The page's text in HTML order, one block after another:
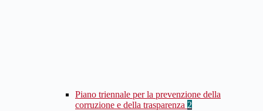
Piano triennale per la prevenzione della
corruzione e della trasparenza 2